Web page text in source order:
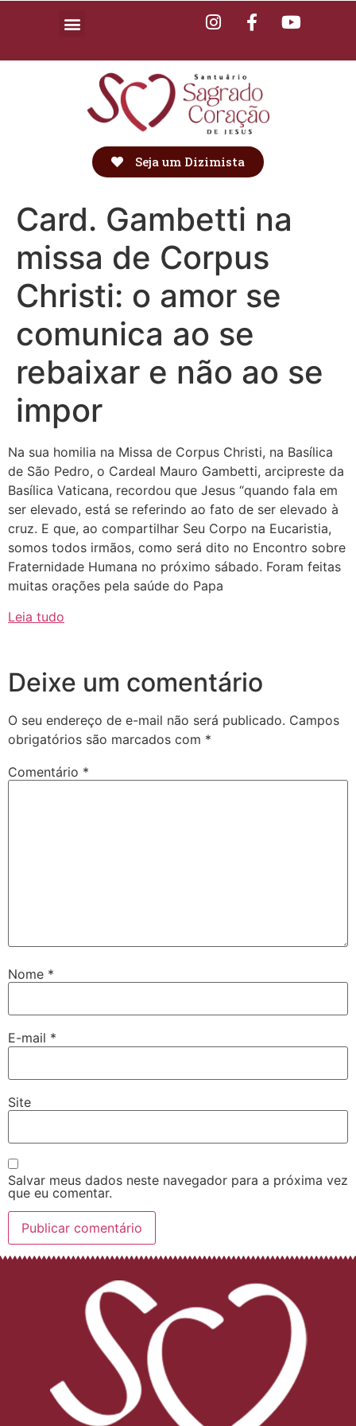
Seja um Dizimista
Card. Gambetti na
missa de Corpus
Christi: o amor se
comunica ao se
rebaixar e não ao se
impor
Na sua homilia na Missa de Corpus Christi, na Basílica
de São Pedro, o Cardeal Mauro Gambetti, arcipreste da
Basílica Vaticana, recordou que Jesus “quando fala em
ser elevado, está se referindo ao fato de ser elevado à
cruz. E que, ao compartilhar Seu Corpo na Eucaristia,
somos todos irmãos, como será dito no Encontro sobre
Fraternidade Humana no próximo sábado. Foram feitas
muitas orações pela saúde do Papa
Leia tudo
Deixe um comentário
O seu endereço de e-mail não será publicado. Campos
obrigatórios são marcados com *
Comentário *
Nome *
E-mail *
Site
Salvar meus dados neste navegador para a próxima vez
que eu comentar.